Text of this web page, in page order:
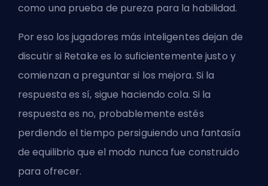
como una prueba de pureza para la habilidad.
Por eso los jugadores más inteligentes dejan de
discutir si Retake es lo suficientemente justo y
comienzan a preguntar si los mejora. Si la
respuesta es sí, sigue haciendo cola. Si la
respuesta es no, probablemente estés
perdiendo el tiempo persiguiendo una fantasía
de equilibrio que el modo nunca fue construido
para ofrecer.